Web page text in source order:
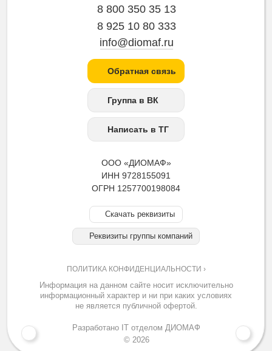
ООО «ДИОМАФ»
ИНН 9728155091
ОГРН 1257700198084
Скачать реквизиты
Реквизиты группы компаний
8 800 350 35 13
8 925 10 80 333
info@diomaf.ru
Обратная связь
Группа в ВК
Написать в ТГ
Разработано IT отделом ДИОМАФ
© 2026
ПОЛИТИКА КОНФИДЕНЦИАЛЬНОСТИ ›
Информация на данном сайте носит исключительно
информационный характер и ни при каких условиях
не является публичной офертой.